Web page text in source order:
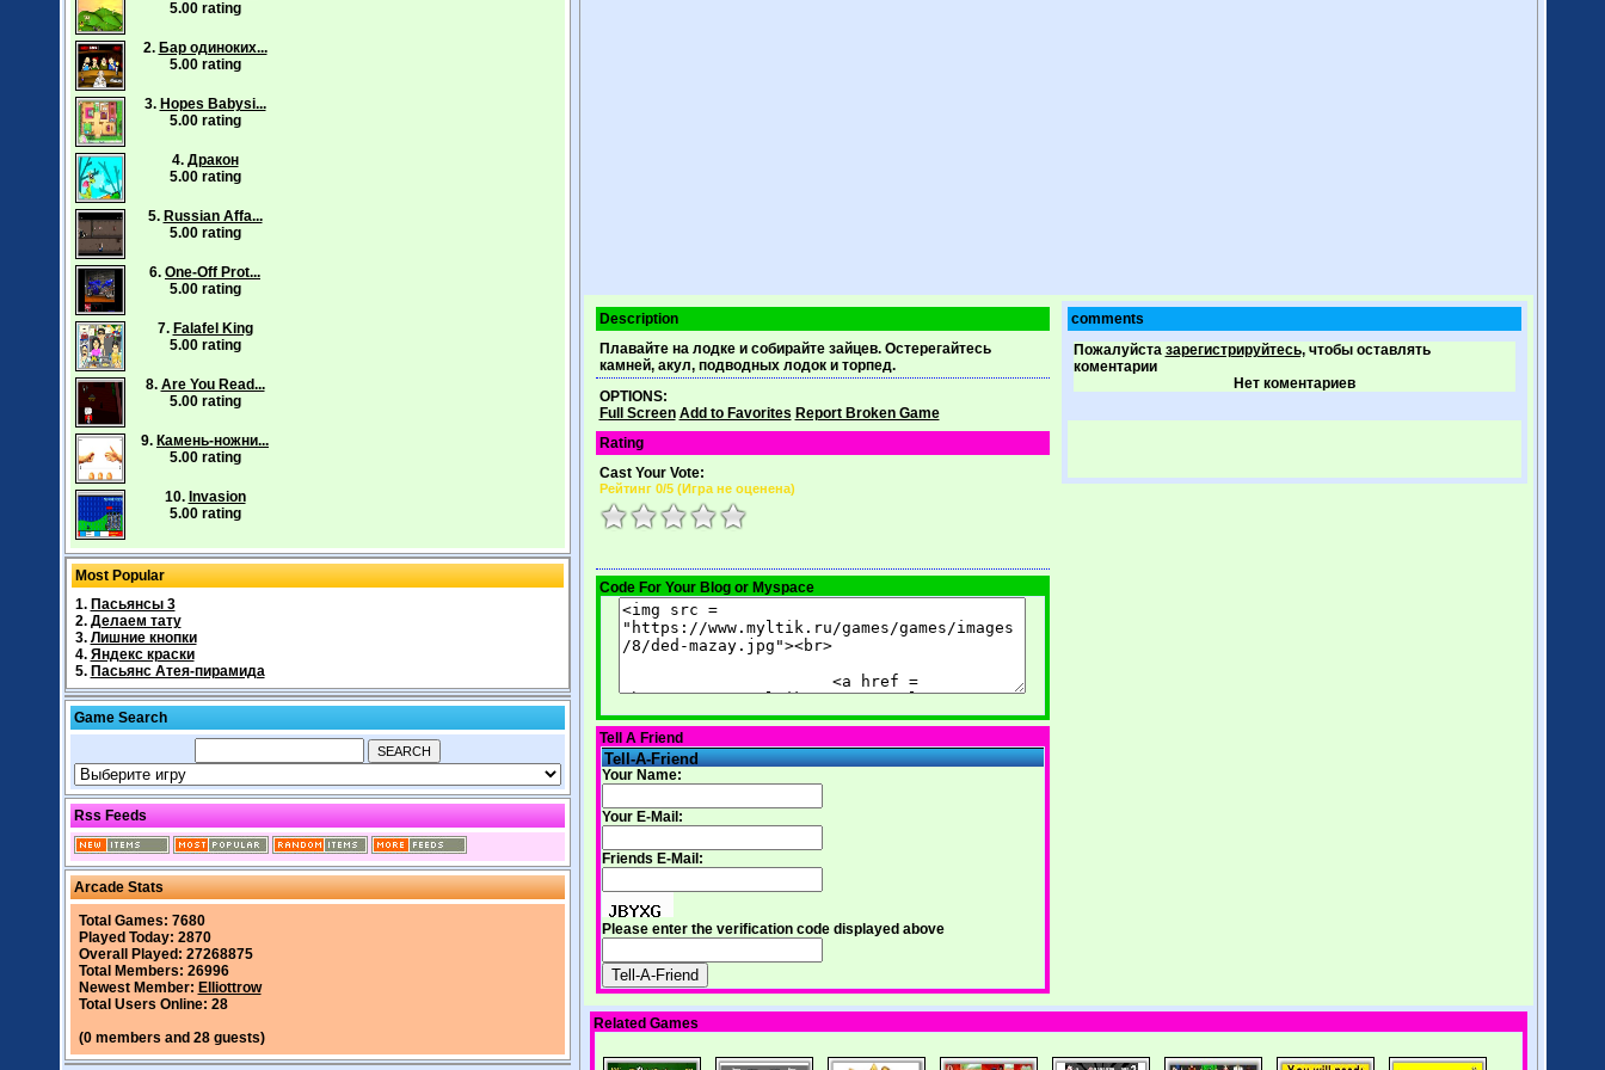
5.00 rating
2. Бар одиноких...
5.00 rating
3. Hopes Babysi...
5.00 rating
4. Дракон
5.00 rating
5. Russian Affa...
5.00 rating
6. One-Off Prot...
5.00 rating
7. Falafel King
5.00 rating
8. Are You Read...
5.00 rating
9. Камень-ножни...
5.00 rating
10. Invasion
5.00 rating
Most Popular
1. Пасьянсы 3
2. Делаем тату
3. Лишние кнопки
4. Яндекс краски
5. Пасьянс Атея-пирамида
Game Search
Rss Feeds
Arcade Stats
Total Games: 7680
Played Today: 2870
Overall Played: 27268875
Total Members: 26996
Newest Member: Elliottrow
Total Users Online: 28
(0 members and 28 guests)
Description
Плавайте на лодке и собирайте зайцев. Остерегайтесь
камней, акул, подводных лодок и торпед.
OPTIONS:
Full Screen Add to Favorites Report Broken Game
Rating
Cast Your Vote:
Рейтинг 0/5 (Игра не оценена)
Code For Your Blog or Myspace
Tell A Friend
Tell-A-Friend
Your Name:
Your E-Mail:
Friends E-Mail:
Please enter the verification code displayed above
comments
Пожалуйста зарегистрируйтесь,чтобы оставлять
коментарии
Нет коментариев
Related Games